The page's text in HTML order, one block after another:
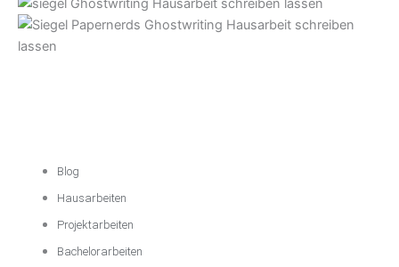
Blog
Hausarbeiten
Projektarbeiten
Bachelorarbeiten